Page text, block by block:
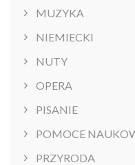
MUZYKA
NIEMIECKI
NUTY
OPERA
PISANIE
POMOCE
PRZYRODA